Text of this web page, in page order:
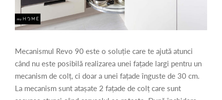
Mecanismul Revo 90 este o soluție care te ajută atunci
când nu este posibilă realizarea unei fațade largi pentru un
mecanism de colț, ci doar a unei fațade înguste de 30 cm.
La mecanism sunt atașate 2 fațade de colț care sunt